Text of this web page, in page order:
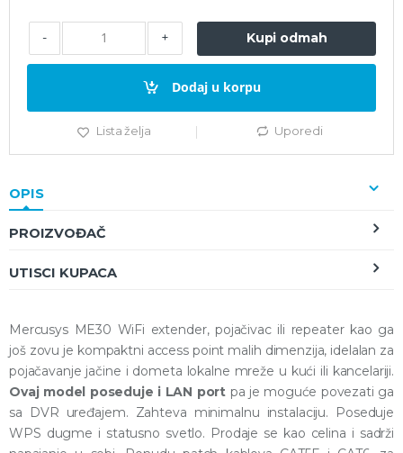
- +
Dodaj u korpu
Kupi odmah
Lista želja Uporedi
OPIS
PROIZVOĐAČ
UTISCI KUPACA
Mercusys ME30 WiFi extender, pojačivac ili repeater kao ga
još zovu je kompaktni access point malih dimenzija, idelalan za
pojačavanje jačine i dometa lokalne mreže u kući ili kancelariji.
Ovaj model poseduje i LAN port pa je moguće povezati ga
sa DVR uređajem. Zahteva minimalnu instalaciju. Poseduje
WPS dugme i statusno svetlo. Prodaje se kao celina i sadrži